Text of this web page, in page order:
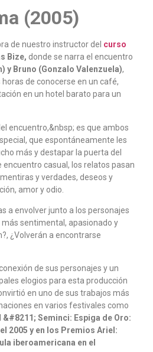
(2005)
de nuestro instructor del curso
Bize, donde se narra el encuentro
y Bruno (Gonzalo Valenzuela),
de conocerse en un café,
en un hotel barato para un
encuentro,&nbsp; es que ambos
que espontáneamente les
más y destapar la puerta del
encuentro casual, los relatos pasan
y verdades, deseos y
amor y odio.
a envolver junto a los personajes
sentimental, apasionado y
¿Volverán a encontrarse
de sus personajes y un
elogios para esta producción
en uno de sus trabajos más
en varios festivales como
Seminci: Espiga de Oro:
2005 y en los Premios Ariel:
iberoamericana en el